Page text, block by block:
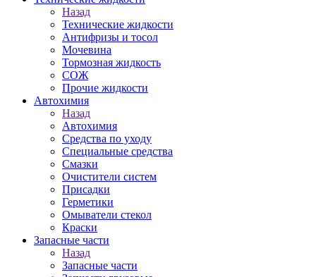
Назад
Технические жидкости
Антифризы и тосол
Мочевина
Тормозная жидкость
СОЖ
Прочие жидкости
Автохимия
Назад
Автохимия
Средства по уходу
Специальные средства
Смазки
Очистители систем
Присадки
Герметики
Омыватели стекол
Краски
Запасные части
Назад
Запасные части